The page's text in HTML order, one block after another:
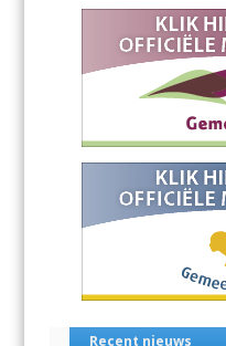
Recent nieuws